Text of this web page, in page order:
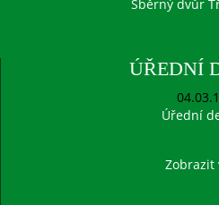
Sběrný dvůr
ÚŘEDNÍ
Úřední
Zobrazit